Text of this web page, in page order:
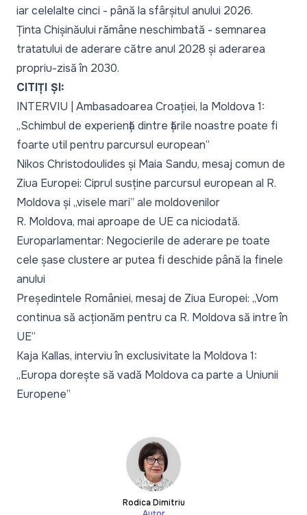
iar celelalte cinci - până la sfârșitul anului 2026.
Ținta Chișinăului rămâne neschimbată - semnarea
tratatului de aderare către anul 2028 și aderarea
propriu-zisă în 2030.
CITIȚI ȘI:
INTERVIU | Ambasadoarea Croației, la Moldova 1:
„Schimbul de experiență dintre țările noastre poate fi
foarte util pentru parcursul european”
Nikos Christodoulides și Maia Sandu, mesaj comun de
Ziua Europei: Ciprul susține parcursul european al R.
Moldova și „visele mari” ale moldovenilor
R. Moldova, mai aproape de UE ca niciodată.
Europarlamentar: Negocierile de aderare pe toate
cele șase clustere ar putea fi deschide până la finele
anului
Președintele României, mesaj de Ziua Europei: „Vom
continua să acționăm pentru ca R. Moldova să intre în
UE”
Kaja Kallas, interviu în exclusivitate la Moldova 1:
„Europa dorește să vadă Moldova ca parte a Uniunii
Europene”
Rodica Dimitriu